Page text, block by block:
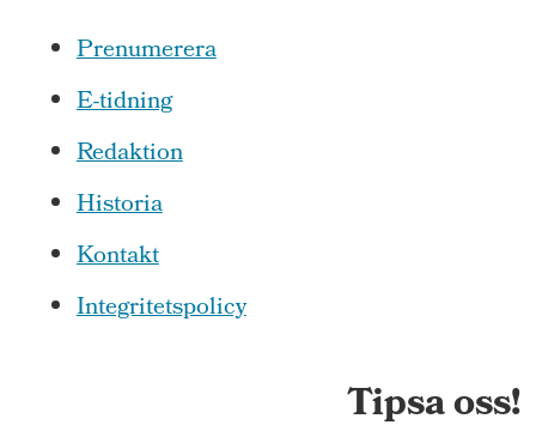
Prenumerera
E-tidning
Redaktion
Historia
Kontakt
Integritetspolicy
Tipsa oss!